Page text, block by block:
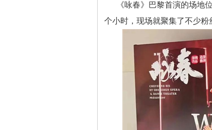
《咏春》巴黎首演的场地位
个小时，现场就聚集了不少粉